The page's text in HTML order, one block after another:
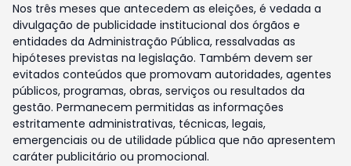
Nos três meses que antecedem as eleições, é vedada a
divulgação de publicidade institucional dos órgãos e
entidades da Administração Pública, ressalvadas as
hipóteses previstas na legislação. Também devem ser
evitados conteúdos que promovam autoridades, agentes
públicos, programas, obras, serviços ou resultados da
gestão. Permanecem permitidas as informações
estritamente administrativas, técnicas, legais,
emergenciais ou de utilidade pública que não apresentem
caráter publicitário ou promocional.